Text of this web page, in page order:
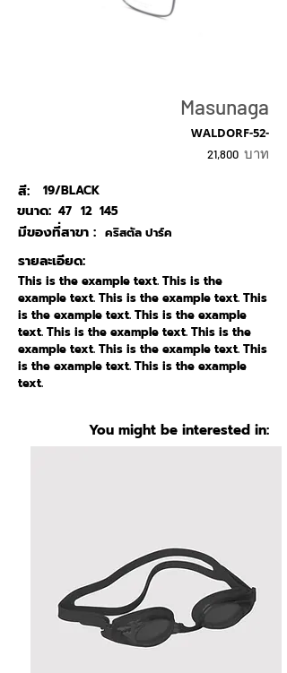
Masunaga
WALDORF-52-
21,800 บาท
สี:
19/BLACK
47
ขนาด: 12 145
คริสตัล ปาร์ค
มีของที่สาขา :
รายละเอียด:
This is the example text. This is the
example text. This is the example text. This
is the example text. This is the example
text. This is the example text. This is the
example text. This is the example text. This
is the example text. This is the example
text.
You might be interested in: